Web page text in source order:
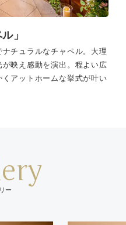
」
チュラルなチャペル。大理
映え感動を演出。程よい広
アットホームな挙式が叶い
ー